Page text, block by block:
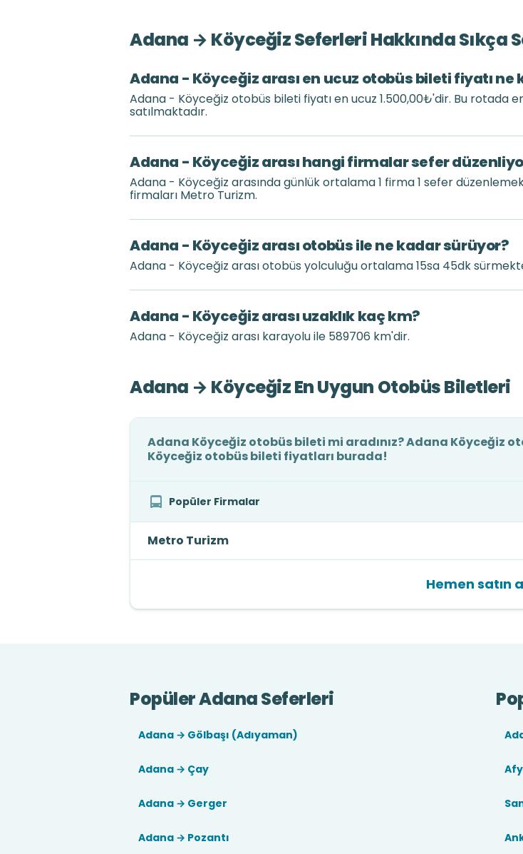
Adana → Köyceğiz Seferleri Hakkında Sıkça
Adana - Köyceğiz arası en ucuz otobüs bileti fiyatı ne
Adana - Köyceğiz otobüs bileti fiyatı en ucuz 1.500,00₺'dir. Bu rotada
satılmaktadır.
Adana - Köyceğiz arası hangi firmalar sefer
Adana - Köyceğiz arasında günlük ortalama 1 firma 1 sefer
firmaları Metro Turizm.
Adana - Köyceğiz arası otobüs ile ne kadar sürüyor?
Adana - Köyceğiz arası otobüs yolculuğu ortalama 15sa 45dk
Adana - Köyceğiz arası uzaklık kaç km?
Adana - Köyceğiz arası karayolu ile 589706 km'dir.
Adana → Köyceğiz En Uygun Otobüs Biletleri
Adana Köyceğiz otobüs bileti mi aradınız? Adana Köyceğiz
Köyceğiz otobüs bileti fiyatları burada!
Popüler Firmalar
Metro Turizm
Hemen satın
Popüler Adana Seferleri
Adana → Gölbaşı (Adıyaman)
Adana → Çay
Adana → Gerger
Adana → Pozantı